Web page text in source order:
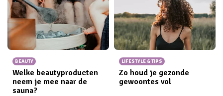
BEAUTY
Welke beautyproducten
neem je mee naar de
sauna?
LIFESTYLE & TIPS
Zo houd je gezonde
gewoontes vol